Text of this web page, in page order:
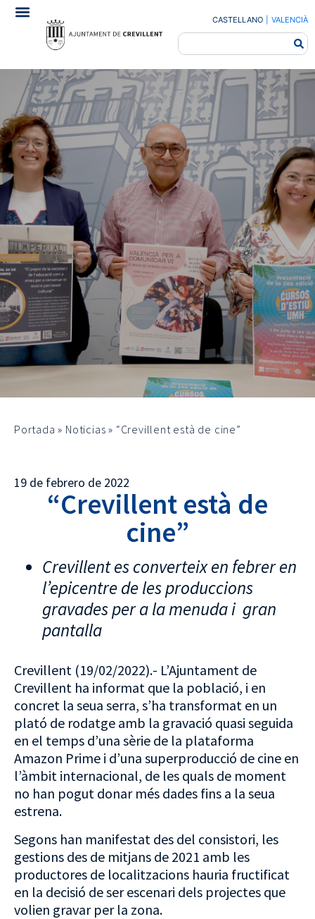
CASTELLANO VALENCIÀ
Portada » Noticias » “Crevillent està de cine”
19 de febrero de 2022
“Crevillent està de
cine”
Crevillent es converteix en febrer en
l’epicentre de les produccions
gravades per a la menuda i gran
pantalla
Crevillent (19/02/2022).- L’Ajuntament de
Crevillent ha informat que la població, i en
concret la seua serra, s’ha transformat en un
plató de rodatge amb la gravació quasi seguida
en el temps d’una sèrie de la plataforma
Amazon Prime i d’una superproducció de cine en
l’àmbit internacional, de les quals de moment
no han pogut donar més dades fins a la seua
estrena.
Segons han manifestat des del consistori, les
gestions des de mitjans de 2021 amb les
productores de localitzacions hauria fructificat
en la decisió de ser escenari dels projectes que
volien gravar per la zona.